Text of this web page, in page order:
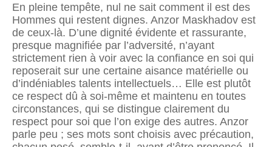
En pleine tempête, nul ne sait comment il est des
Hommes qui restent dignes. Anzor Maskhadov est
de ceux-là. D’une dignité évidente et rassurante,
presque magnifiée par l’adversité, n’ayant
strictement rien à voir avec la confiance en soi qui
reposerait sur une certaine aisance matérielle ou
d’indéniables talents intellectuels… Elle est plutôt
ce respect dû à soi-même et maintenu en toutes
circonstances, qui se distingue clairement du
respect pour soi que l’on exige des autres. Anzor
parle peu ; ses mots sont choisis avec précaution,